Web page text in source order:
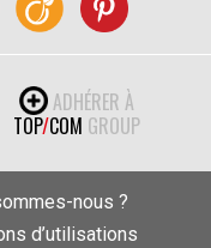
ADHÉRER À
TOP/COM GROUP
nous ?
d’utilisations